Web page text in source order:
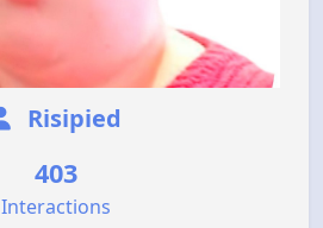
Risipied
403
Interactions